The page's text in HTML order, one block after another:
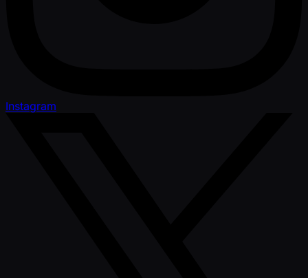
Instagram